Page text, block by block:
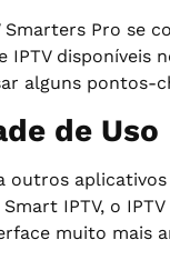
Smarters Pro se
IPTV disponíveis
alguns pontos-
de Uso
outros
Smart IPTV, o
muito mais